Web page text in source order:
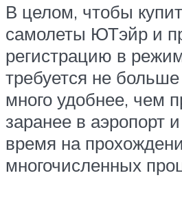
В целом, чтобы
самолеты ЮТэйр и
регистрацию в
требуется не
много удобнее, чем
заранее в аэропорт
время на
многочисленных